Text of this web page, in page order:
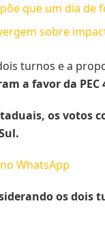
que um dia de
sobre
turnos e a
a favor da
os votos
no WhatsApp
os dois